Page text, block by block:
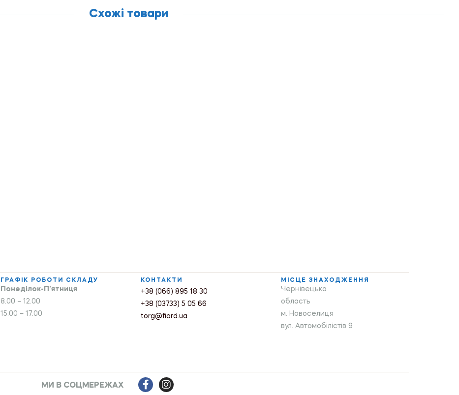
Схожі товари
ГРАФІК РОБОТИ СКЛАДУ
Понеділок-П’ятниця
8.00 – 12.00
15.00 – 17.00
КОНТАКТИ
+38 (066) 895 18 30
+38 (03733) 5 05 66
torg@fiord.ua
МІСЦЕ ЗНАХОДЖЕННЯ
Чернівецька
область
м. Новоселиця
вул. Автомобілістів 9
МИ В СОЦМЕРЕЖАХ